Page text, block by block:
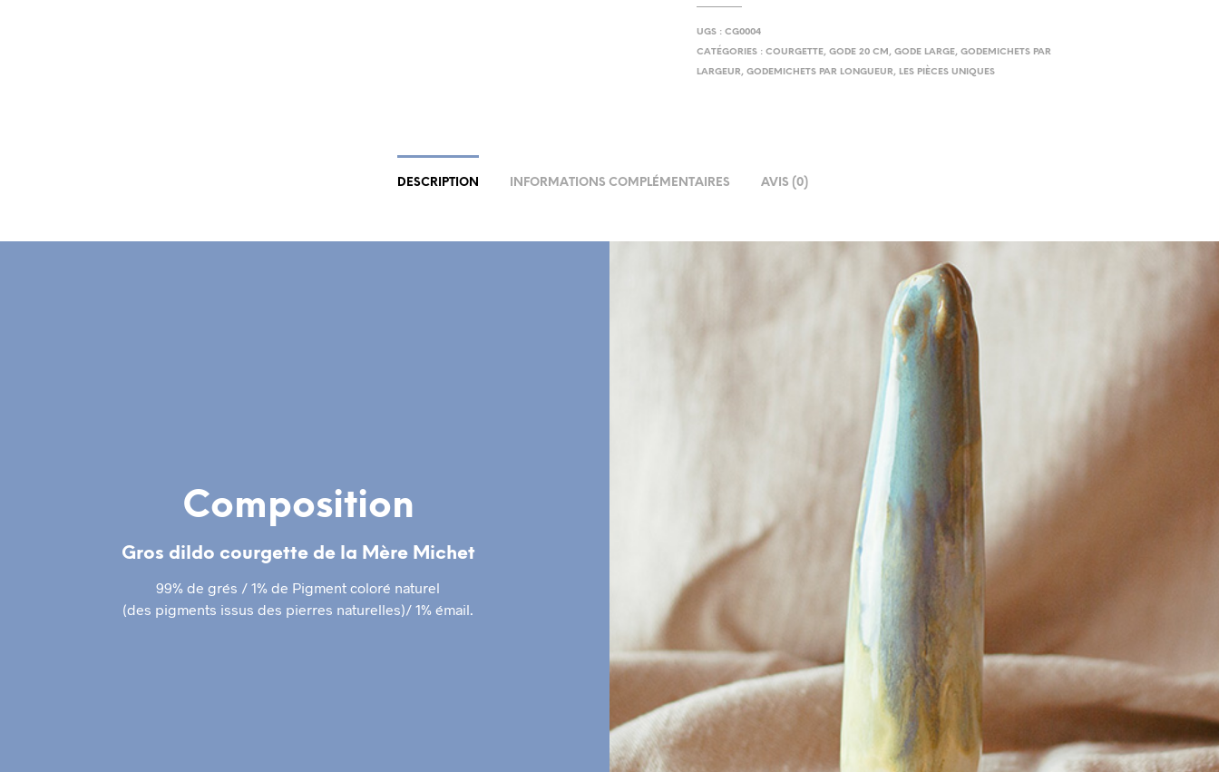
UGS :CG0004
CATÉGORIES :COURGETTE,GODE 20 CM ,GODE LARGE,GODEMICHETS PAR
LARGEUR,GODEMICHETS PAR LONGUEUR, LES PIÈCES UNIQUES
DESCRIPTION INFORMATIONS COMPLÉMENTAIRES AVIS (0)
Composition
Gros dildo courgette de la Mère Michet
99% de grés / 1% de Pigment coloré naturel
(des pigments issus des pierres naturelles)/ 1% émail.